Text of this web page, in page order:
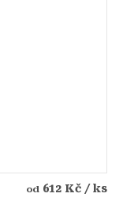
od 612 Kč / ks